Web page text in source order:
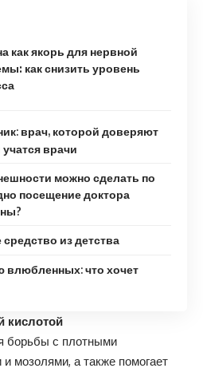
как якорь для нервной
как снизить уровень
врач, которой доверяют
врачи
можно сделать по
посещение доктора
из детства
влюбленных: что хочет
кислотой
борьбы с плотными
мозолями, а также помогает